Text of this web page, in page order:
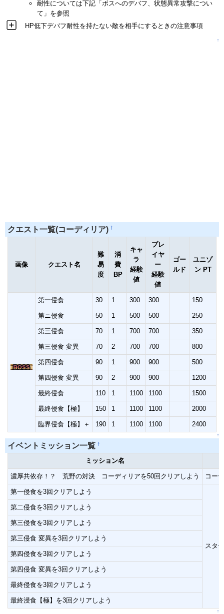
耐性については下記「ボスへのデバフ、状態異常攻撃につい
て」を参照
HP低下デバフ耐性を持たない敵を相手にするときの注意事項
↑
クエスト一覧(コーディリア) †
画像 クエスト名
難
易
度
消
費
BP
キャ
ラ
経験
値
プレ
イヤ
ー
経験
値
ゴー
ルド
ユニゾ
ン PT
第一侵食 30 1 300 300 150
第ニ侵食 50 1 500 500 250
第三侵食 70 1 700 700 350
第三侵食 変異 70 2 700 700 800
第四侵食 90 1 900 900 500
第四侵食 変異 90 2 900 900 1200
最終侵食 110 1 1100 1100 1500
最終侵食【極】 150 1 1100 1100 2000
臨界侵食【極】＋ 190 1 1100 1100 2400
↑
イベントミッション一覧 †
ミッション名
濃厚共依存！？ 荒野の対決 コーディリアを50回クリアしよう コー
第一侵食を3回クリアしよう
スタ
第二侵食を3回クリアしよう
第三侵食を3回クリアしよう
第三侵食 変異を3回クリアしよう
第四侵食を3回クリアしよう
第四侵食 変異を3回クリアしよう
最終侵食を3回クリアしよう
最終浸食【極】を3回クリアしよう
↑